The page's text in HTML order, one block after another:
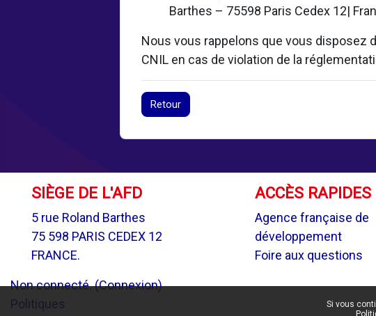
Si vous
Barthes – 75598 Paris Cedex 12|
Nous vous rappelons que vous disposez
CNIL en cas de violation de la
Retour
SIÈGE DE L'AFD
5 rue Roland Barthes
75 598 PARIS CEDEX 12
FRANCE.
ACCÈS RAPIDES
Agence française de
développement
Foire aux questions
Non connecté. (Connexion)
Politiques